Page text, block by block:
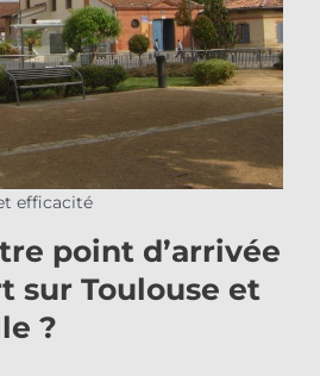
efficacité
point d’arrivée
sur Toulouse et
?